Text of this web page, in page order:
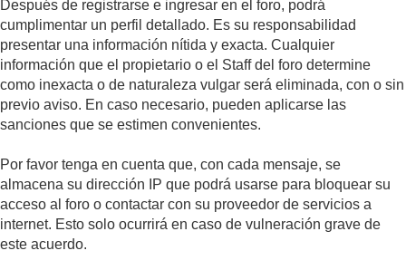
Después de registrarse e ingresar en el foro, podrá
cumplimentar un perfil detallado. Es su responsabilidad
presentar una información nítida y exacta. Cualquier
información que el propietario o el Staff del foro determine
como inexacta o de naturaleza vulgar será eliminada, con o sin
previo aviso. En caso necesario, pueden aplicarse las
sanciones que se estimen convenientes.
Por favor tenga en cuenta que, con cada mensaje, se
almacena su dirección IP que podrá usarse para bloquear su
acceso al foro o contactar con su proveedor de servicios a
internet. Esto solo ocurrirá en caso de vulneración grave de
este acuerdo.